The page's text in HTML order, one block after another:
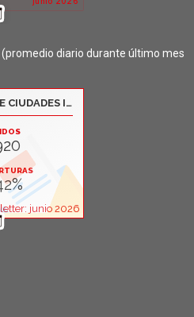
(promedio diario durante último mes